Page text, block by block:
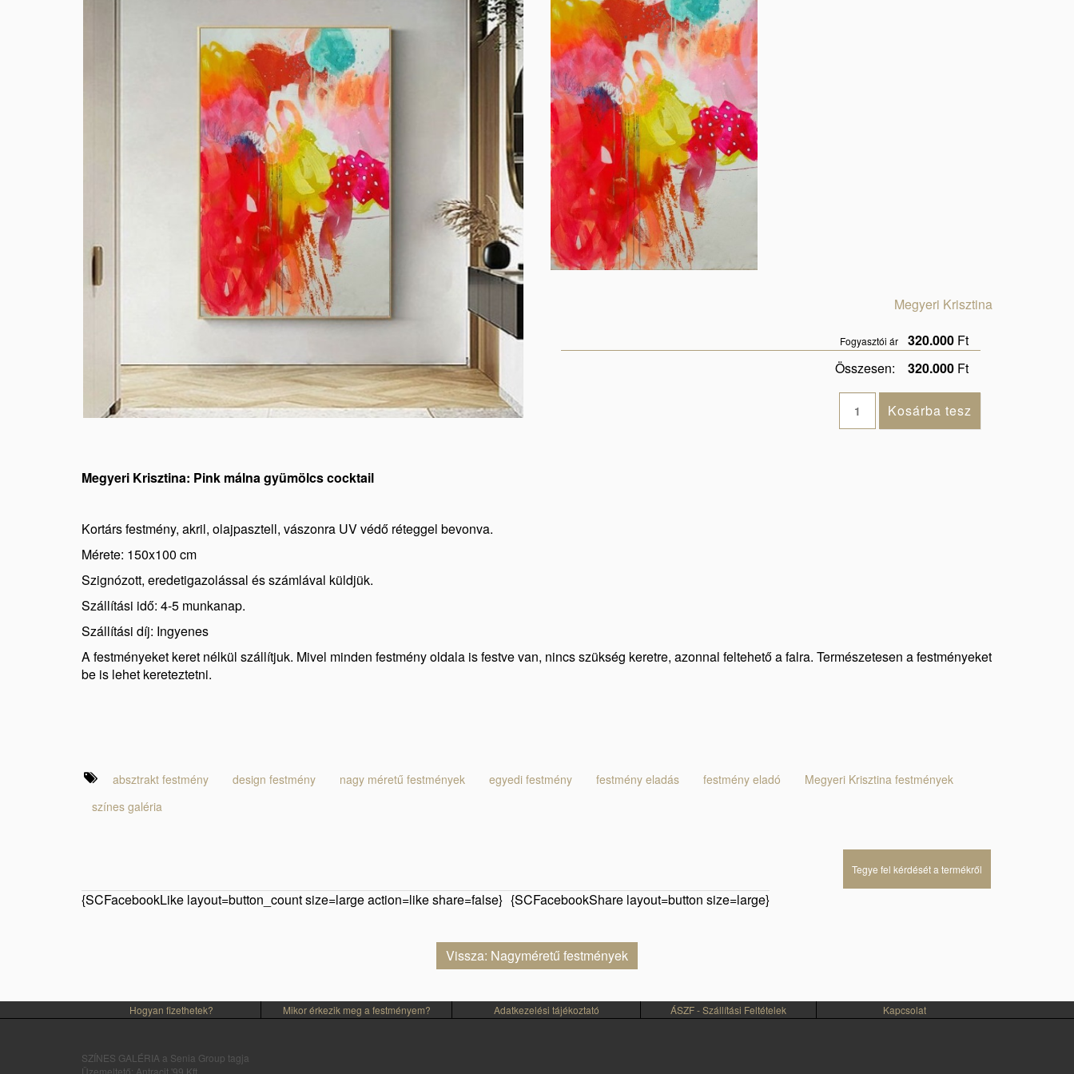
Megyeri Krisztina
Fogyasztói ár 320.000 Ft
Összesen:
320.000 Ft
Megyeri Krisztina: Pink málna gyümölcs cocktail
Kortárs festmény, akril, olajpasztell, vászonra UV védő réteggel bevonva.
Mérete: 150x100 cm
Szignózott, eredetigazolással és számlával küldjük.
Szállítási idő: 4-5 munkanap.
Szállítási díj: Ingyenes
A festményeket keret nélkül szállítjuk. Mivel minden festmény oldala is festve van, nincs szükség keretre, azonnal feltehető a falra. Természetesen a festményeket
be is lehet kereteztetni.
absztrakt festmény design festmény nagy méretű festmények egyedi festmény festmény eladás festmény eladó
Megyeri Krisztina festmények
színes galéria
Tegye fel kérdését a termékről
{SCFacebookLike layout=button_count size=large action=like share=false} {SCFacebookShare layout=button size=large}
Vissza: Nagyméretű festmények
Hogyan fizethetek? Mikor érkezik meg a festményem? Adatkezelési tájékoztató ÁSZF - Szállítási Feltételek Kapcsolat
SZÍNES GALÉRIA a Senia Group tagja
Üzemeltető: Antracit '99 Kft